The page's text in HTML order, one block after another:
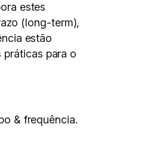
estes
(long-term),
estão
para o
& frequência.